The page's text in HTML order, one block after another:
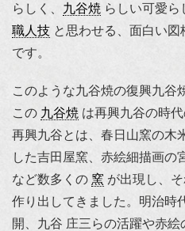
らしく、 九谷焼 らしい可愛ら
職人技 と思わせる、面白い
です。
このような九谷焼の復興九谷
この 九谷焼 は再興九谷の時
再興九谷とは、春日山窯の木
した吉田屋窯、赤絵細描画の
など数多くの 窯 が出現し、
作り出してきました。明治時
開、九谷 庄三らの活躍や赤